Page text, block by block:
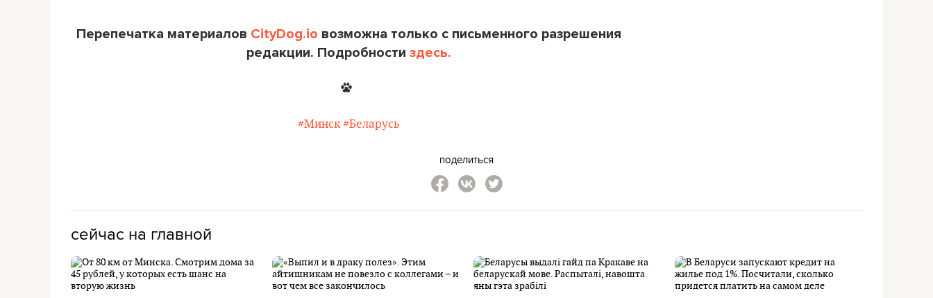
Перепечатка материалов CityDog.io возможна только с письменного разрешения
редакции. Подробности здесь.
#Минск #Беларусь
поделиться
сейчас на главной